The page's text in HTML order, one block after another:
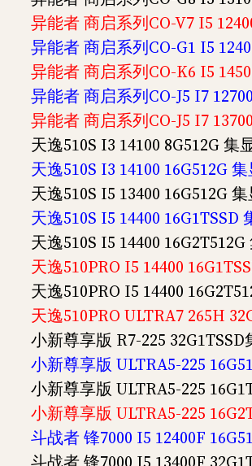
异能者 商启系列CO-V7 I5
异能者 商启系列CO-G1 I5
异能者 商启系列CO-K6 I5
异能者 商启系列CO-J5 I7
异能者 商启系列CO-J5 I7
天逸510S I3 14100 8G512G
天逸510S I3 14100 16G512G
天逸510S I5 13400 16G512G
天逸510S I5 14400
天逸510S I5 14400
天逸510PRO I5 14400
天逸510PRO I5 14400
天逸510PRO ULTRA7 265H
小新尊享版 R7-225
小新尊享版 ULTRA5-225
小新尊享版 ULTRA5-225
小新尊享版 ULTRA5-225
斗战者 锋7000 I5 12400F